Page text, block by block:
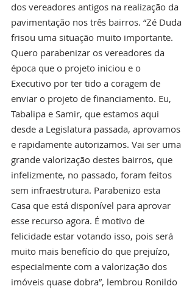
dos vereadores antigos na realização da
pavimentação nos três bairros. “Zé Duda
frisou uma situação muito importante.
Quero parabenizar os vereadores da
época que o projeto iniciou e o
Executivo por ter tido a coragem de
enviar o projeto de financiamento. Eu,
Tabalipa e Samir, que estamos aqui
desde a Legislatura passada, aprovamos
e rapidamente autorizamos. Vai ser uma
grande valorização destes bairros, que
infelizmente, no passado, foram feitos
sem infraestrutura. Parabenizo esta
Casa que está disponível para aprovar
esse recurso agora. É motivo de
felicidade estar votando isso, pois será
muito mais benefício do que prejuízo,
especialmente com a valorização dos
imóveis quase dobra”, lembrou Ronildo